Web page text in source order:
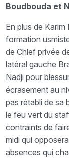
Boudbouda et
En plus de
formation
de Chlef privée
latéral gauche
Nadji pour
écrasement au
pas rétabli de sa
le feu vert du
contraints de
midi qui
absences qui